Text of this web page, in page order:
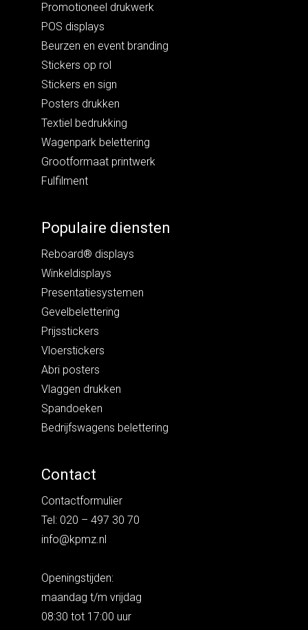
Promotioneel drukwerk
POS displays
Beurzen en event branding
Stickers op rol
Stickers en sign
Posters drukken
Textiel bedrukking
Wagenpark belettering
Grootformaat printwerk
Fulfilment
Populaire diensten
Reboard® displays
Winkeldisplays
Presentatiesystemen
Gevelbelettering
Prijsstickers
Vloerstickers
Abri posters
Vlaggen drukken
Spandoeken
Bedrijfswagens belettering
Contact
Contactformulier
Tel: 020 – 497 30 70
info@kpmz.nl
Openingstijden:
maandag t/m vrijdag
08:30 tot 17:00 uur